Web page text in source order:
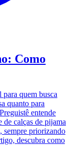
Como
quem busca
quanto para
entende
de calças de pijama
sempre priorizando
descubra como